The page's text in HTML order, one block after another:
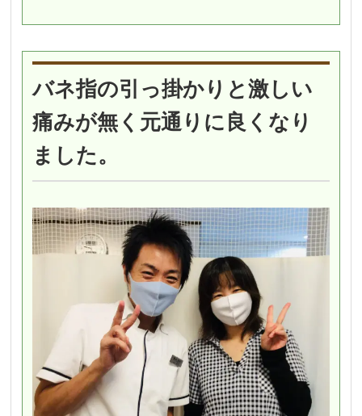
バネ指の引っ掛かりと激しい
痛みが無く元通りに良くなり
ました。